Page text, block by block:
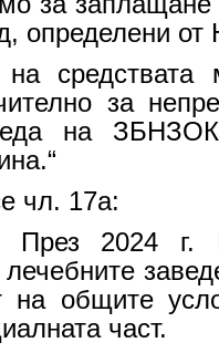
определени
за
на
чл. 17а:
2024 г.
на общите
част.